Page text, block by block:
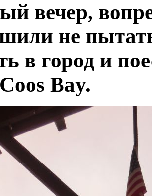
вечер,
не
в город и
Bay.